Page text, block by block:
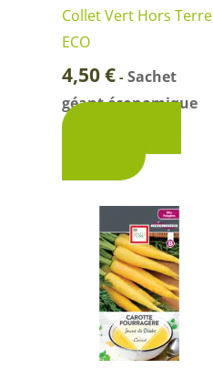
Collet Vert Hors Terre
ECO
4,50€ - Sachet
géant économique